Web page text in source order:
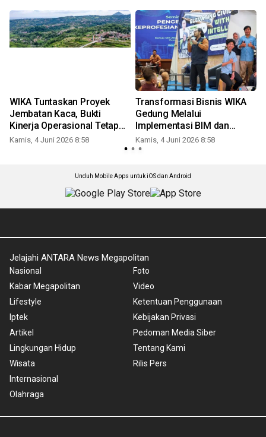
WIKA Tuntaskan Proyek
Jembatan Kaca, Bukti
Kinerja Operasional Tetap
Solid di Tengah
Kamis, 4 Juni 2026 8:58
Transformasi Bisnis WIKA
Gedung Melalui
Implementasi BIM dan
Praktik Net-Zero
Construction
Kamis, 4 Juni 2026 8:58
Unduh Mobile Apps untuk iOS dan Android
Jelajahi ANTARA News Megapolitan
Nasional
Kabar Megapolitan
Lifestyle
Iptek
Artikel
Lingkungan Hidup
Wisata
Internasional
Olahraga
Foto
Video
Ketentuan Penggunaan
Kebijakan Privasi
Pedoman Media Siber
Tentang Kami
Rilis Pers